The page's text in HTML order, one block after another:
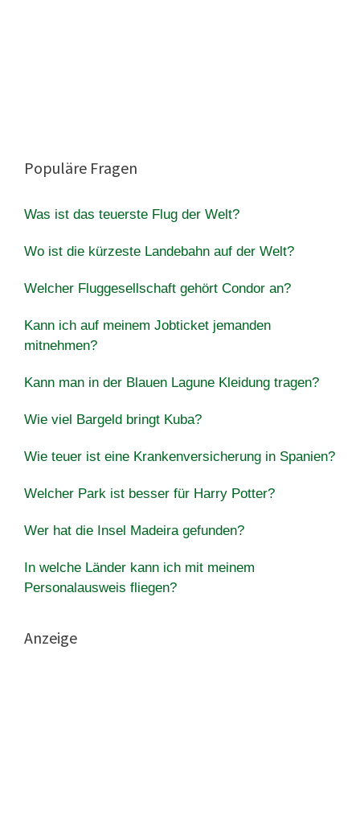
Populäre Fragen
Was ist das teuerste Flug der Welt?
Wo ist die kürzeste Landebahn auf der Welt?
Welcher Fluggesellschaft gehört Condor an?
Kann ich auf meinem Jobticket jemanden
mitnehmen?
Kann man in der Blauen Lagune Kleidung tragen?
Wie viel Bargeld bringt Kuba?
Wie teuer ist eine Krankenversicherung in Spanien?
Welcher Park ist besser für Harry Potter?
Wer hat die Insel Madeira gefunden?
In welche Länder kann ich mit meinem
Personalausweis fliegen?
Anzeige